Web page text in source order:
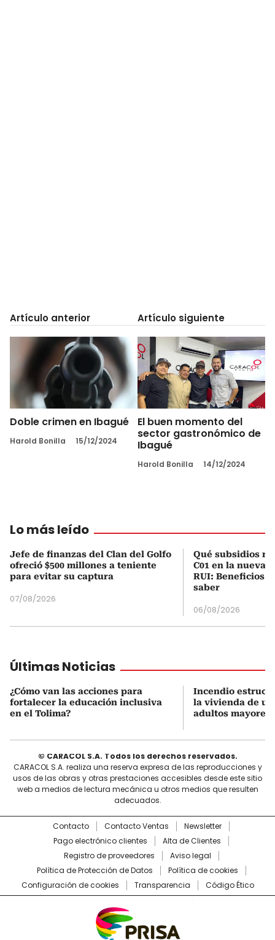
Artículo anterior
Doble crimen en Ibagué
Harold Bonilla 15/12/2024
Artículo siguiente
El buen momento del
sector gastronómico de
Ibagué
Harold Bonilla 14/12/2024
Lo más leído
Jefe de finanzas del Clan del Golfo
ofreció $500 millones a teniente
para evitar su captura
07/08/2026
Qué subsidios
C01 en la nueva
RUI: Beneficios
saber
06/08/2026
Últimas Noticias
¿Cómo van las acciones para
fortalecer la educación inclusiva
en el Tolima?
Incendio
la vivienda de
adultos mayores
© CARACOL S.A. Todos los derechos reservados.
CARACOL S.A. realiza una reserva expresa de las reproducciones y
usos de las obras y otras prestaciones accesibles desde este sitio
web a medios de lectura mecánica u otros medios que resulten
adecuados.
Contacto Contacto Ventas
Newsletter
Pago electrónico clientes
Alta de Clientes
Registro de proveedores
Aviso legal
Política de Protección de Datos
Política de cookies
Configuración de cookies
Transparencia Código Ético